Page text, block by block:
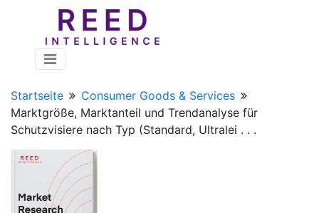
Startseite
Consumer Goods & Services
Marktgröße, Marktanteil und Trendanalyse für
Schutzvisiere nach Typ (Standard, Ultralei . . .